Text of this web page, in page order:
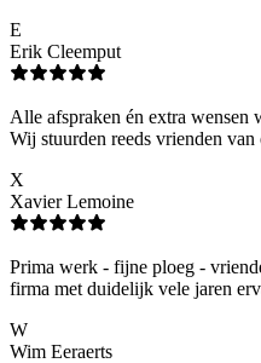
E
Erik Cleemput
Alle afspraken én extra wensen
Wij stuurden reeds vrienden
X
Xavier Lemoine
Prima werk - fijne ploeg -
firma met duidelijk vele jaren
W
Wim Eeraerts